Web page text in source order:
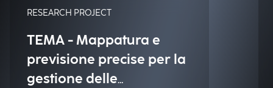
RESEARCH PROJECT
TEMA - Mappatura e
previsione precise per la
gestione delle